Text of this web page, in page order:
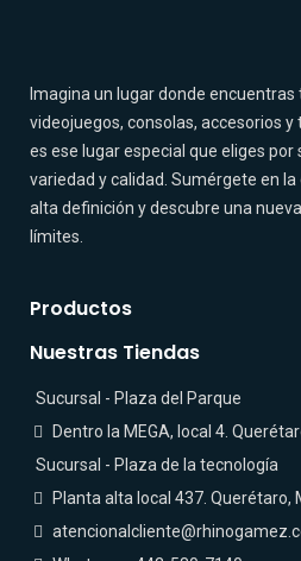
Imagina un lugar donde encuentras
videojuegos, consolas, accesorios y
es ese lugar especial que eliges por
variedad y calidad. Sumérgete en
alta definición y descubre una
límites.
Productos
Nuestras Tiendas
Sucursal - Plaza del Parque
Dentro la MEGA, local 4.
Sucursal - Plaza de la tecnología
Planta alta local 437. Querétaro,